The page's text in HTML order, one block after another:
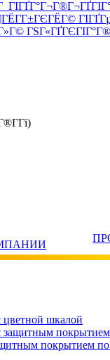
шкалой
покрытием
покрытием по